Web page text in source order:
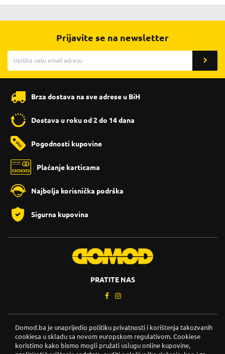
Prijavite se na newsletter
Brza dostava na sve adrese u BiH
Dostava u roku od 2 do 14 dana
Pogodnosti kupovine
Plaćanje karticama
Najbolja korisnička podrška
Sigurna kupovina
PRATITE NAS
Copyright © 2026. DOMOD.
Uslovi korištenja
Domod.ba je unaprijedio politiku privatnosti i korištenja takozvanih
cookiesa u skladu sa novom europskom regulativom. Cookiese
koristimo kako bismo mogli pružati uslugu online kupovine,